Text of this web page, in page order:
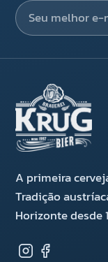
A primeira
Tradição
Horizonte desde